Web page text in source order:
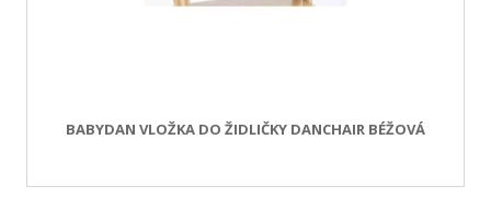
BABYDAN VLOŽKA DO ŽIDLIČKY DANCHAIR BÉŽOVÁ